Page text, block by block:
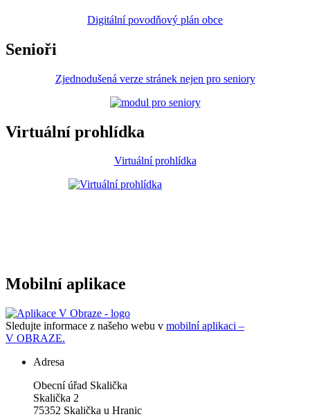
Digitální povodňový plán obce
Senioři
Zjednodušená verze stránek nejen pro seniory
Virtuální prohlídka
Virtuální prohlídka
Mobilní aplikace
Sledujte informace z našeho webu v mobilní aplikaci –
V OBRAZE.
Adresa
Obecní úřad Skalička
Skalička 2
75352 Skalička u Hranic